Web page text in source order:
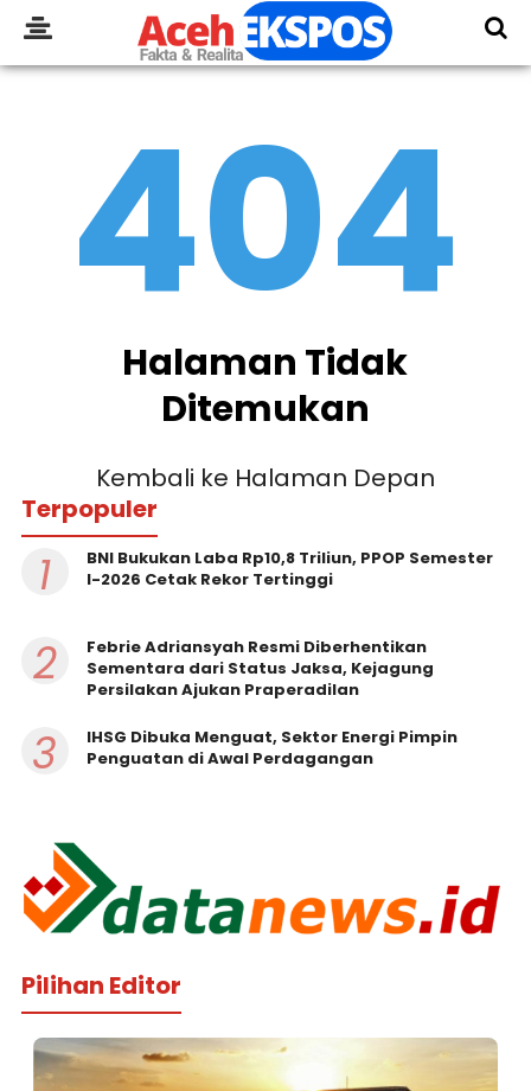
404
Halaman Tidak
Ditemukan
Kembali ke Halaman Depan
Terpopuler
1
BNI Bukukan Laba Rp10,8 Triliun, PPOP Semester
I-2026 Cetak Rekor Tertinggi
2
Febrie Adriansyah Resmi Diberhentikan
Sementara dari Status Jaksa, Kejagung
Persilakan Ajukan Praperadilan
3
IHSG Dibuka Menguat, Sektor Energi Pimpin
Penguatan di Awal Perdagangan
Pilihan Editor